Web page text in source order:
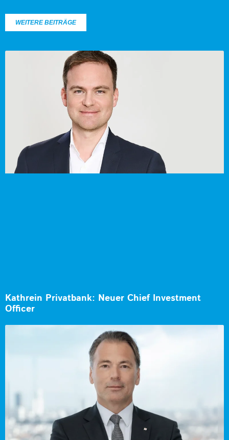
WEITERE BEITRÄGE
Kathrein Privatbank: Neuer Chief Investment
Officer